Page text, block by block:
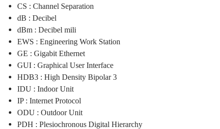
CS : Channel Separation
dB : Decibel
dBm : Decibel mili
EWS : Engineering Work Station
GE : Gigabit Ethernet
GUI : Graphical User Interface
HDB3 : High Density Bipolar 3
IDU : Indoor Unit
IP : Internet Protocol
ODU : Outdoor Unit
PDH : Plesiochronous Digital Hierarchy